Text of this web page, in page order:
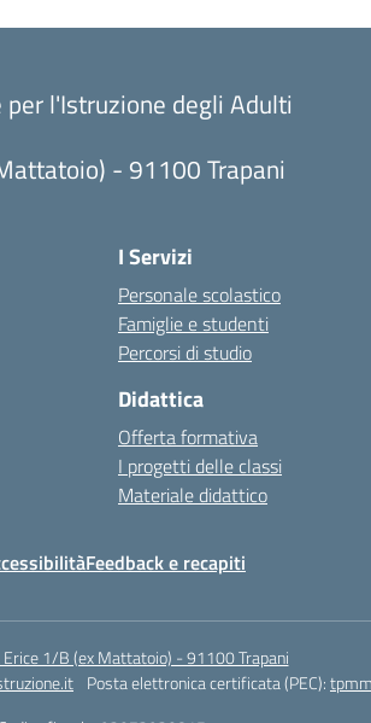
per l'Istruzione degli Adulti
- 91100 Trapani
I Servizi
Personale scolastico
Famiglie e studenti
Percorsi di studio
Didattica
Offerta formativa
I progetti delle classi
Materiale didattico
Feedback e recapiti
Erice 1/B (ex Mattatoio) - 91100 Trapani
Posta elettronica certificata (PEC):